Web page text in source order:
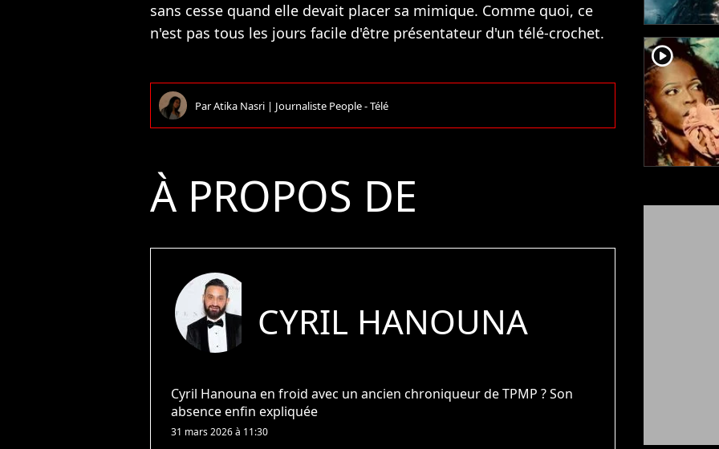
sans cesse quand elle devait placer sa mimique. Comme quoi, ce
n'est pas tous les jours facile d'être présentateur d'un télé-crochet.
ParAtika Nasri | Journaliste People - Télé
À PROPOS DE
CYRIL HANOUNA
Cyril Hanouna en froid avec un ancien chroniqueur de TPMP ? Son
absence enfin expliquée
31 mars 2026 à 11:30
player2